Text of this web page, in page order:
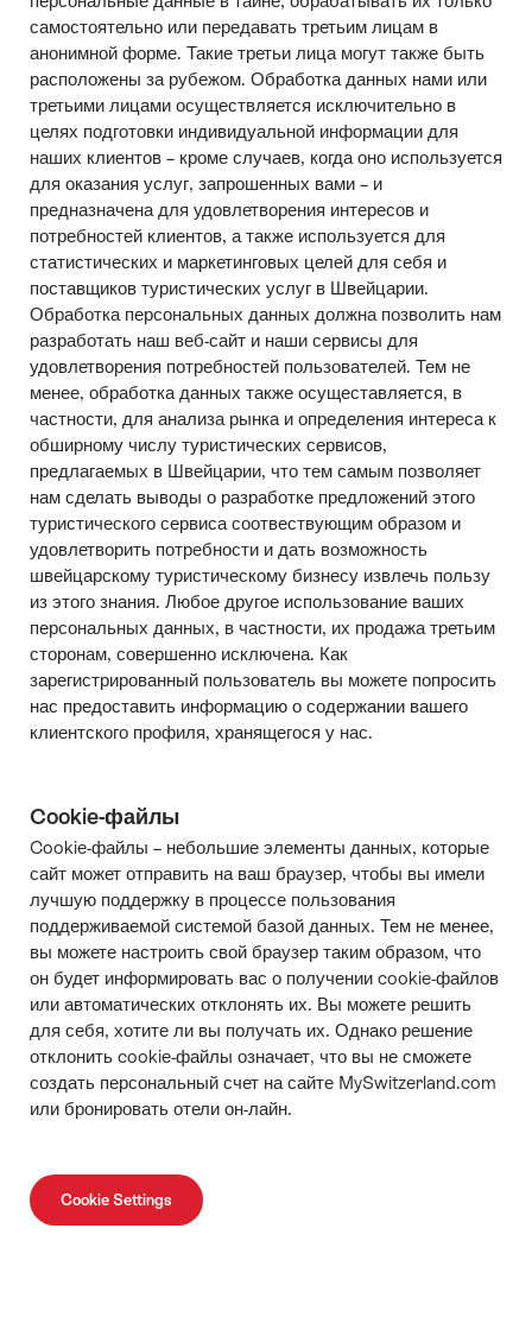
самостоятельно или передавать третьим лицам в
анонимной форме. Такие третьи лица могут также быть
расположены за рубежом. Обработка данных нами или
третьими лицами осуществляется исключительно в
целях подготовки индивидуальной информации для
наших клиентов – кроме случаев, когда оно используется
для оказания услуг, запрошенных вами – и
предназначена для удовлетворения интересов и
потребностей клиентов, а также используется для
статистических и маркетинговых целей для себя и
поставщиков туристических услуг в Швейцарии.
Обработка персональных данных должна позволить нам
разработать наш веб-сайт и наши сервисы для
удовлетворения потребностей пользователей. Тем не
менее, обработка данных также осущеставляется, в
частности, для анализа рынка и определения интереса к
обширному числу туристических сервисов,
предлагаемых в Швейцарии, что тем самым позволяет
нам сделать выводы о разработке предложений этого
туристического сервиса соотвествующим образом и
удовлетворить потребности и дать возможность
швейцарскому туристическому бизнесу извлечь пользу
из этого знания. Любое другое использование ваших
персональных данных, в частности, их продажа третьим
сторонам, совершенно исключена. Как
зарегистрированный пользователь вы можете попросить
нас предоставить информацию о содержании вашего
клиентского профиля, хранящегося у нас.
Cookie-файлы
Cookie-файлы – небольшие элементы данных, которые
сайт может отправить на ваш браузер, чтобы вы имели
лучшую поддержку в процессе пользования
поддерживаемой системой базой данных. Тем не менее,
вы можете настроить свой браузер таким образом, что
он будет информировать вас о получении cookie-файлов
или автоматических отклонять их. Вы можете решить
для себя, хотите ли вы получать их. Однако решение
отклонить cookie-файлы означает, что вы не сможете
создать персональный счет на сайте MySwitzerland.com
или бронировать отели он-лайн.
Cookie Settings